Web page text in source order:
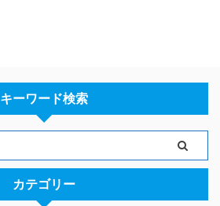
キーワード検索
カテゴリー